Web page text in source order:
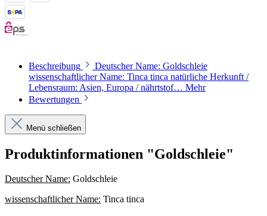
Beschreibung
Deutscher Name: Goldschleie
wissenschaftlicher Name: Tinca tinca natürliche Herkunft /
Lebensraum: Asien, Europa / nährtstof… Mehr
Bewertungen
Menü schließen
Produktinformationen "Goldschleie"
Deutscher Name: Goldschleie
wissenschaftlicher Name: Tinca tinca